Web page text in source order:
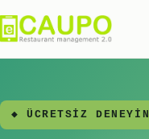
◆ ÜCRETSİZ DENEYİN